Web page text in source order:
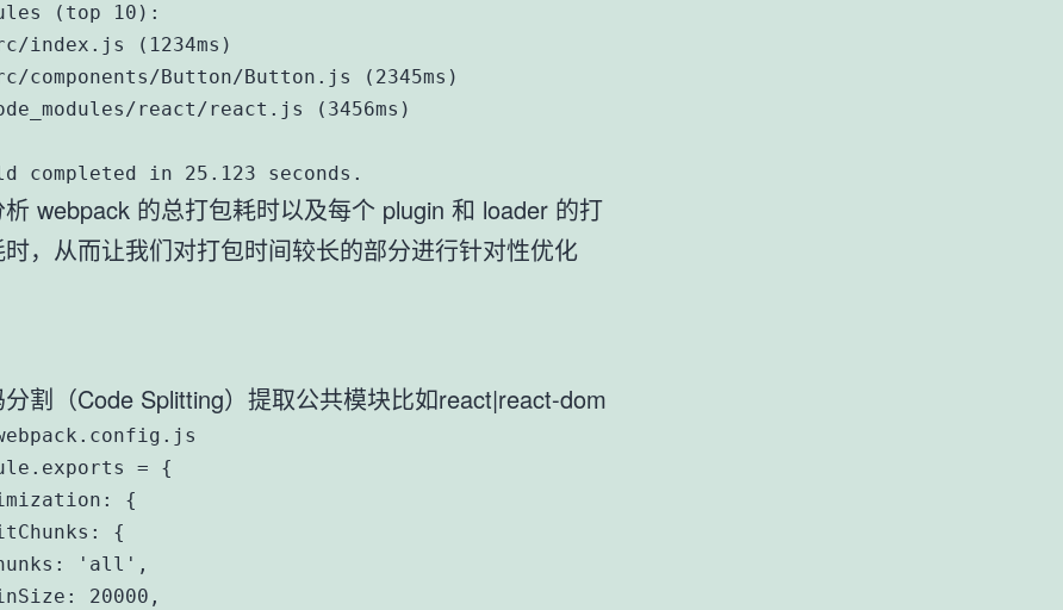
(top 10):
index.js (1234ms)
components/Button/Button.js (2345ms)
react/react.js (3456ms)
completed in 25.123 seconds.
析 webpack 的总打包耗时以及每个 plugin 和 loader 的打
时，从而让我们对打包时间较长的部分进行针对性优化
割（Code Splitting）提取公共模块比如react|react-dom
= {
{
{
'all',
20000,